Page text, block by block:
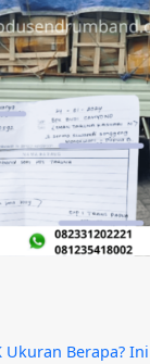
Ukuran Berapa?